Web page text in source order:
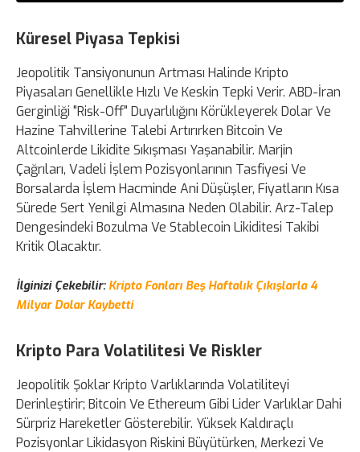
Küresel Piyasa Tepkisi
Jeopolitik Tansiyonunun Artması Halinde Kripto
Piyasaları Genellikle Hızlı Ve Keskin Tepki Verir. ABD-İran
Gerginliği "Risk-Off" Duyarlılığını Körükleyerek Dolar Ve
Hazine Tahvillerine Talebi Artırırken Bitcoin Ve
Altcoinlerde Likidite Sıkışması Yaşanabilir. Marjin
Çağrıları, Vadeli İşlem Pozisyonlarının Tasfiyesi Ve
Borsalarda İşlem Hacminde Ani Düşüşler, Fiyatların Kısa
Sürede Sert Yenilgi Almasına Neden Olabilir. Arz-Talep
Dengesindeki Bozulma Ve Stablecoin Likiditesi Takibi
Kritik Olacaktır.
İlginizi Çekebilir: Kripto Fonları Beş Haftalık Çıkışlarla 4
Milyar Dolar Kaybetti
Kripto Para Volatilitesi Ve Riskler
Jeopolitik Şoklar Kripto Varlıklarında Volatiliteyi
Derinleştirir; Bitcoin Ve Ethereum Gibi Lider Varlıklar Dahi
Sürpriz Hareketler Gösterebilir. Yüksek Kaldıraçlı
Pozisyonlar Likidasyon Riskini Büyütürken, Merkezi Ve